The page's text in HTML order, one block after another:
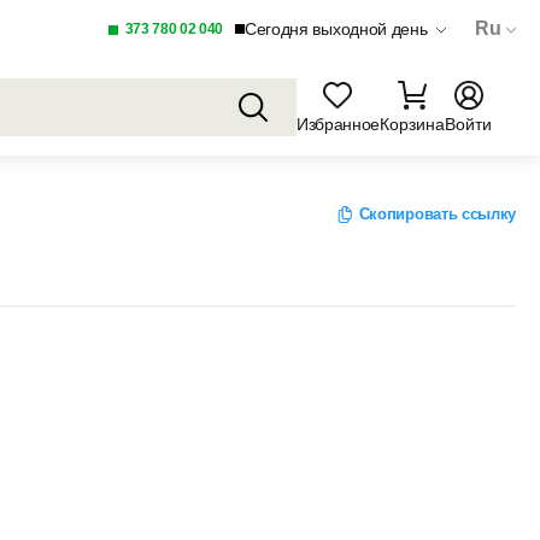
373 780 02 040 Сегодня выходной день Ru
ИзбранноеКорзинаВойти
Скопировать ссылку